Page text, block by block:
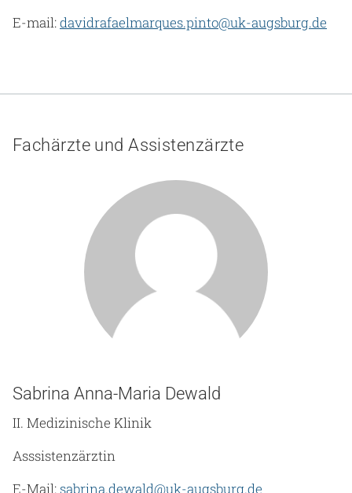
E-mail:davidrafaelmarques.pinto@uk-augsburg.de
Fachärzte und Assistenzärzte
Sabrina Anna-Maria Dewald
II. Medizinische Klinik
Asssistenzärztin
E-Mail:sabrina.dewald@uk-augsburg.de